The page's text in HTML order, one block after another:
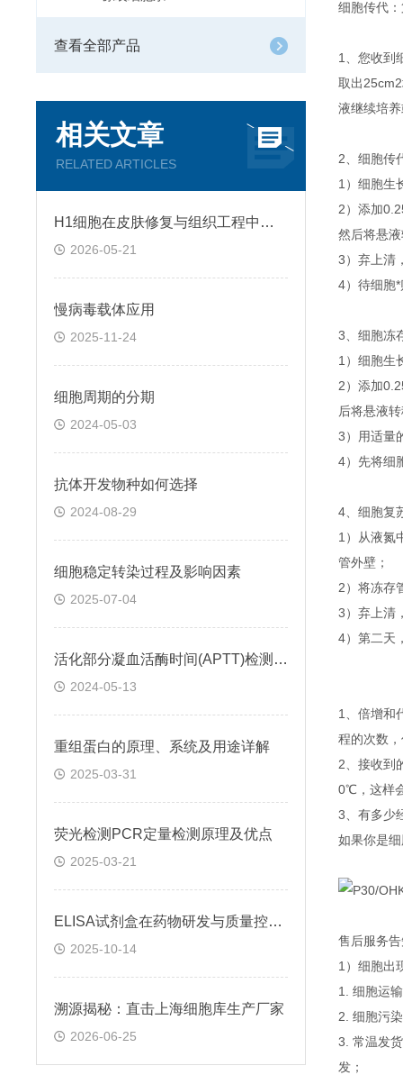
查看全部产品
相关文章
RELATED ARTICLES
H1细胞在皮肤修复与组织工程中的应用前景
2026-05-21
慢病毒载体应用
2025-11-24
细胞周期的分期
2024-05-03
抗体开发物种如何选择
2024-08-29
细胞稳定转染过程及影响因素
2025-07-04
活化部分凝血活酶时间(APTT)检测试剂盒 (鞣花酸凝固法)
2024-05-13
重组蛋白的原理、系统及用途详解
2025-03-31
荧光检测PCR定量检测原理及优点
2025-03-21
ELISA试剂盒在药物研发与质量控制中的应用实践
2025-10-14
溯源揭秘：直击上海细胞库生产厂家
2026-06-25
细胞传代
1、您收到
取出
液继续培
2、细胞传
1）细胞生
2）添加
然后将悬
3）弃上清
4）待细胞
3、细胞冻
1）细胞生
2）添加
后将悬液
3）用适量
4）先将细
4、细胞复
1）从液氮
管外壁；
2）将冻存
3）弃上清
4）第二天
1、倍增和
程的次数
2、接收到
0℃，这样
3、有多少
如果你是
售后服务
1）细胞出
1. 细胞运
2. 细胞污
3. 常温发
发；